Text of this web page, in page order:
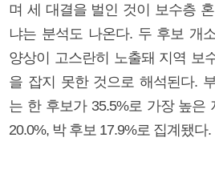
며 세 대결을 벌인 것이 보수층
냐는 분석도 나온다. 두 후보 개
양상이 고스란히 노출돼 지역 보
을 잡지 못한 것으로 해석된다.
는 한 후보가 35.5%로 가장 높은
20.0%, 박 후보 17.9%로 집계됐다.